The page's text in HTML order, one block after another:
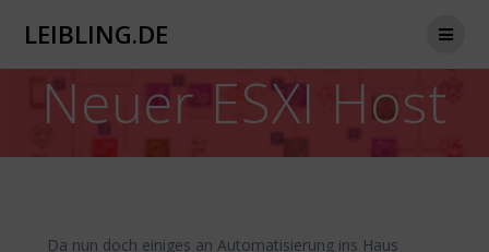
LEIBLING.DE
Neuer ESXI Host
Da nun doch einiges an Automatisierung ins Haus